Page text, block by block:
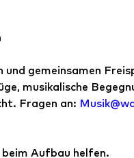
gemeinsamen
musikalische
Fragen an:
Aufbau helfen.